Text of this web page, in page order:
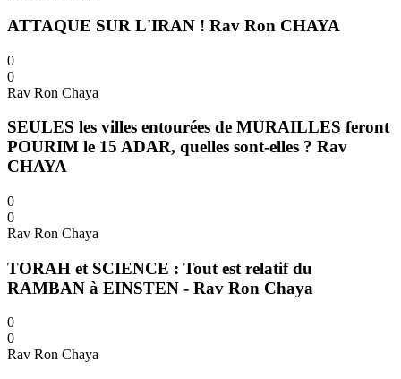
ATTAQUE SUR L'IRAN ! Rav Ron CHAYA
0
0
Rav Ron Chaya
SEULES les villes entourées de MURAILLES feront
POURIM le 15 ADAR, quelles sont-elles ? Rav
CHAYA
0
0
Rav Ron Chaya
TORAH et SCIENCE : Tout est relatif du
RAMBAN à EINSTEN - Rav Ron Chaya
0
0
Rav Ron Chaya